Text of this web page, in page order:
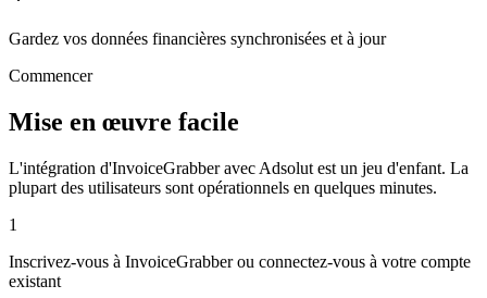
Gardez vos données financières synchronisées et à jour
Commencer
Mise en œuvre facile
L'intégration d'InvoiceGrabber avec Adsolut est un jeu d'enfant. La
plupart des utilisateurs sont opérationnels en quelques minutes.
1
Inscrivez-vous à InvoiceGrabber ou connectez-vous à votre compte
existant